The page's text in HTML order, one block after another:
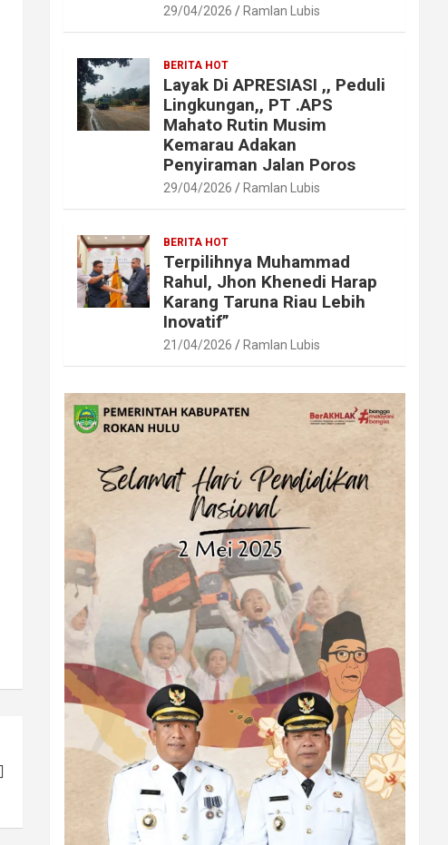
29/04/2026 Ramlan Lubis
BERITA HOT
Layak Di APRESIASI ,, Peduli
Lingkungan,, PT .APS
Mahato Rutin Musim
Kemarau Adakan
Penyiraman Jalan Poros
29/04/2026 Ramlan Lubis
BERITA HOT
Terpilihnya Muhammad
Rahul, Jhon Khenedi Harap
Karang Taruna Riau Lebih
Inovatif”
21/04/2026 Ramlan Lubis